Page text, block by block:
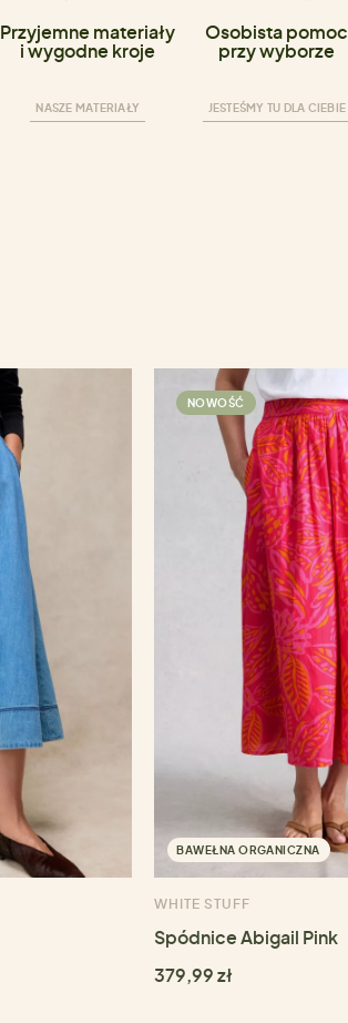
Przyjemne materiały
i wygodne kroje
NASZE MATERIAŁY
Osobista pomoc
przy wyborze
JESTEŚMY TU DLA CIEBIE
NOWOŚĆ
BAWEŁNA ORGANICZNA
WHITE STUFF
Spódnice Abigail Pink
379,99 zł